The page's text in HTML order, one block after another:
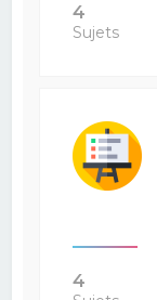
4
Sujets
4